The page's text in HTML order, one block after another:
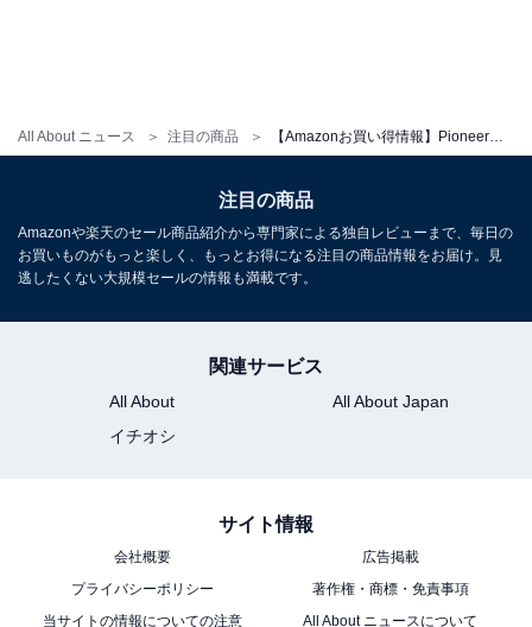
All About ニュース 注目の商品
ローティング 1D ワイヤレス AppleCarPlay
AndroidAuto Buletooth カロッツェリア
Amazonで見る
ー デュアルコーン カロッツェリア
注目の商品
Amazonや楽天のセール商品紹介から専門家による独自レビューまで、毎日の
お買いものがもっと楽しく、もっとお得になる注目の商品情報をお届け。見
逃したくない大規模セールの情報も満載です。
関連サービス
All About
All About Japan
イチオシ
サイト情報
会社概要
広告掲載
プライバシーポリシー
著作権・商標・免責事項
当サイトの情報についての注意
All About ニュースについて